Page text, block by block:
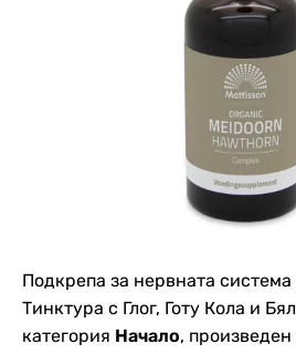
Подкрепа за нервната
Тинктура с Глог, Готу Кола и
категория Начало, произведен